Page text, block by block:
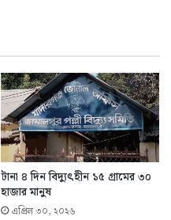
টানা ৪ দিন বিদ্যুৎহীন ১৫ গ্রামের ৩০
হাজার মানুষ
এপ্রিল ৩০, ২০২৬